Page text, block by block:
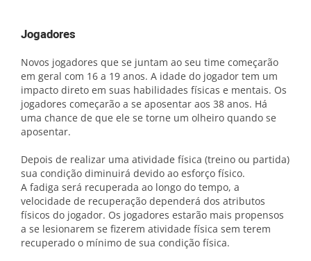
Jogadores
Novos jogadores que se juntam ao seu time começarão
em geral com 16 a 19 anos. A idade do jogador tem um
impacto direto em suas habilidades físicas e mentais. Os
jogadores começarão a se aposentar aos 38 anos. Há
uma chance de que ele se torne um olheiro quando se
aposentar.
Depois de realizar uma atividade física (treino ou partida)
sua condição diminuirá devido ao esforço físico.
A fadiga será recuperada ao longo do tempo, a
velocidade de recuperação dependerá dos atributos
físicos do jogador. Os jogadores estarão mais propensos
a se lesionarem se fizerem atividade física sem terem
recuperado o mínimo de sua condição física.